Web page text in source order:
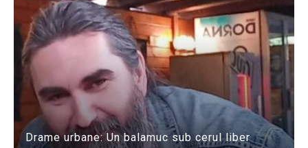
Drame urbane: Un balamuc sub cerul liber